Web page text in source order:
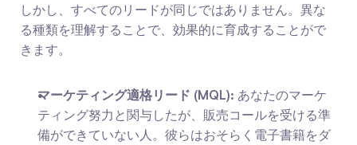
しかし、すべてのリードが同じではありません。異な
る種類を理解することで、効果的に育成することがで
きます。
マーケティング適格リード (MQL): あなたのマーケ
ティング努力と関与したが、販売コールを受ける準
備ができていない人。彼らはおそらく電子書籍をダ